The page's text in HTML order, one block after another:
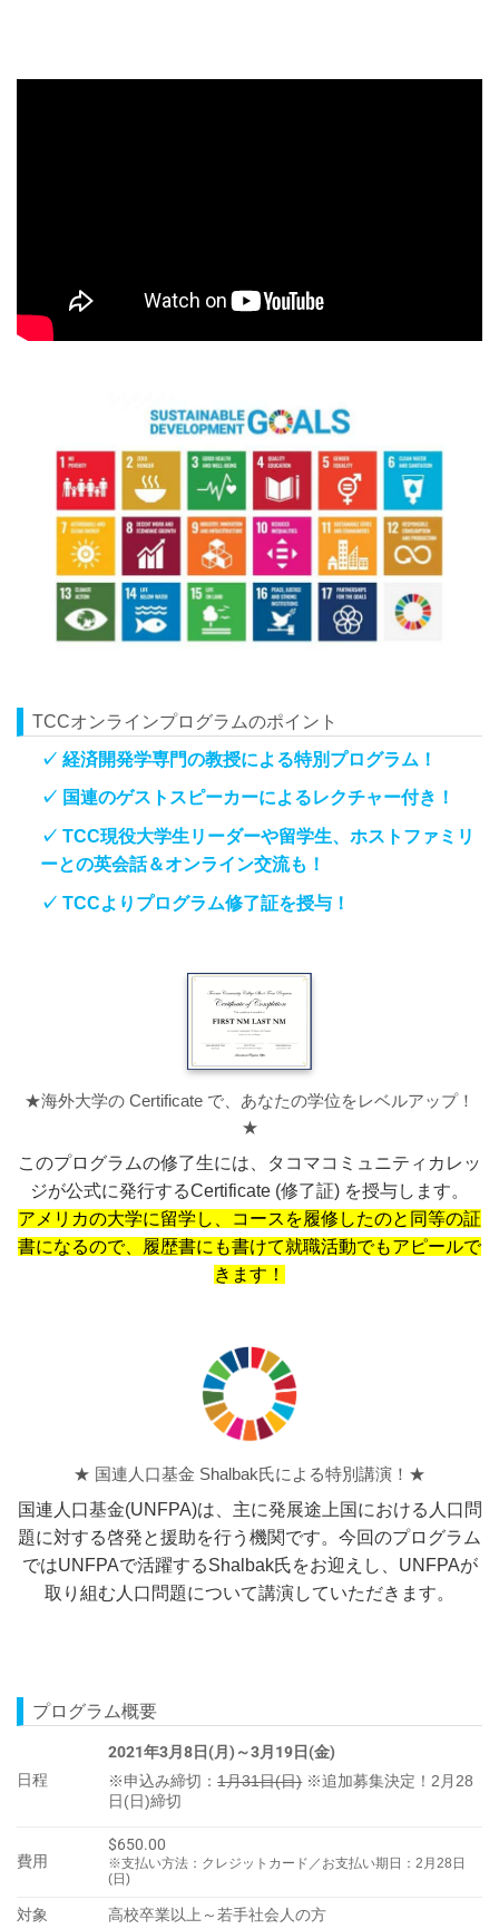
TCCオンラインプログラムのポイント
✓ 経済開発学専門の教授による特別プログラム！
✓ 国連のゲストスピーカーによるレクチャー付き！
✓ TCC現役大学生リーダーや留学生、ホストファミリ
ーとの英会話＆オンライン交流も！
✓ TCCよりプログラム修了証を授与！
★海外大学の Certificate で、あなたの学位をレベルアップ！
★
このプログラムの修了生には、タコマコミュニティカレッ
ジが公式に発行するCertificate (修了証) を授与します。
アメリカの大学に留学し、コースを履修したのと同等の証
書になるので、履歴書にも書けて就職活動でもアピールで
きます！
★ 国連人口基金 Shalbak氏による特別講演！★
国連人口基金(UNFPA)は、主に発展途上国における人口問
題に対する啓発と援助を行う機関です。今回のプログラム
ではUNFPAで活躍するShalbak氏をお迎えし、UNFPAが
取り組む人口問題について講演していただきます。
プログラム概要
日程
2021年3月8日(月)～3月19日(金)
※申込み締切：1月31日(日)※追加募集決定！2月28
日(日)締切
費用
$650.00
※支払い方法：クレジットカード／お支払い期日：2月28日
(日)
対象 高校卒業以上～若手社会人の方